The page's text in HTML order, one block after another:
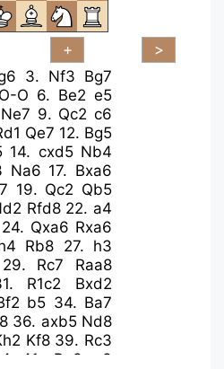
3. Nf3 Bg7
O-O 6. Be2 e5
Ne7 9. Qc2 c6
Qe7 12. Bg5
14. cxd5 Nb4
Na6 17. Bxa6
19. Qc2 Qb5
Rfd8 22. a4
24. Qxa6 Rxa6
Rb8 27. h3
29. Rc7
Raa8
R1c2
Bxd2
b5 34. Ba7
36. axb5 Nd8
Kf8 39. Rc3
a4 41. Be3
a3